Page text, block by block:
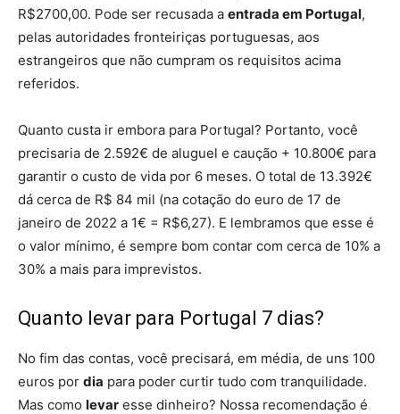
R$2700,00. Pode ser recusada a entrada em Portugal,
pelas autoridades fronteiriças portuguesas, aos
estrangeiros que não cumpram os requisitos acima
referidos.
Quanto custa ir embora para Portugal? Portanto, você
precisaria de 2.592€ de aluguel e caução + 10.800€ para
garantir o custo de vida por 6 meses. O total de 13.392€
dá cerca de R$ 84 mil (na cotação do euro de 17 de
janeiro de 2022 a 1€ = R$6,27). E lembramos que esse é
o valor mínimo, é sempre bom contar com cerca de 10% a
30% a mais para imprevistos.
Quanto levar para Portugal 7 dias?
No fim das contas, você precisará, em média, de uns 100
euros por dia para poder curtir tudo com tranquilidade.
Mas como levar esse dinheiro? Nossa recomendação é